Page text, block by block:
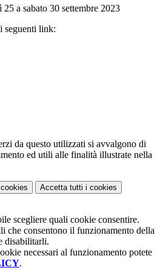
a sabato 30 settembre 2023
seguenti link:
da questo utilizzati si avvalgono di
ed utili alle finalità illustrate nella
Accetta tutti i cookies
scegliere quali cookie consentire.
che consentono il funzionamento della
disabilitarli.
necessari al funzionamento potete
.